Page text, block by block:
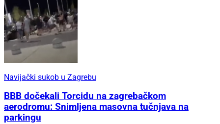
Navijački sukob u Zagrebu
BBB dočekali Torcidu na zagrebačkom
aerodromu: Snimljena masovna tučnjava na
parkingu